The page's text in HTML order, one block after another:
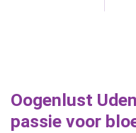
Oogenlust
passie voor